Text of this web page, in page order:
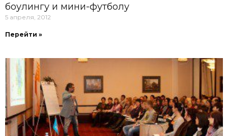
боулингу и мини-футболу
5 апреля, 2012
Перейти »